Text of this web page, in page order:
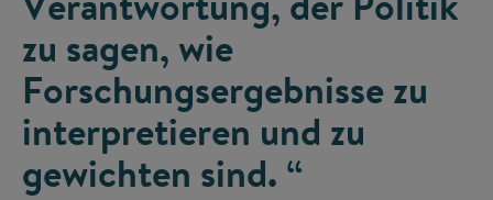
zu sagen, wie
Forschungsergebnisse zu
interpretieren und zu
gewichten sind. “